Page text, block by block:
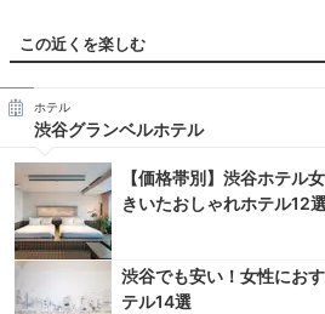
この近くを楽しむ
ホテル
渋谷グランベルホテル
【価格帯別】渋谷ホテル
きいたおしゃれホテル12選
渋谷でも安い！女性にお
テル14選